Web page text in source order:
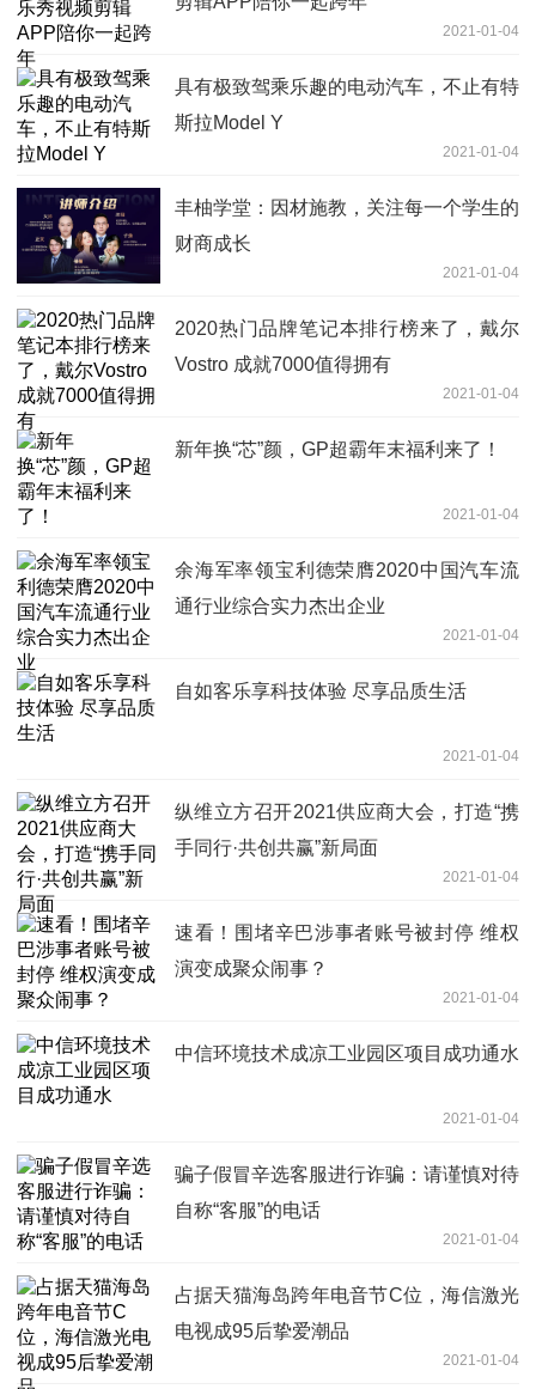
2021-01-04
具有极致驾乘乐趣的电动汽车，不止有特
斯拉Model Y
2021-01-04
丰柚学堂：因材施教，关注每一个学生的
财商成长
2021-01-04
2020热门品牌笔记本排行榜来了，戴尔
Vostro 成就7000值得拥有
2021-01-04
新年换“芯”颜，GP超霸年末福利来了！
2021-01-04
余海军率领宝利德荣膺2020中国汽车流
通行业综合实力杰出企业
2021-01-04
自如客乐享科技体验 尽享品质生活
2021-01-04
纵维立方召开2021供应商大会，打造“携
手同行·共创共赢”新局面
2021-01-04
速看！围堵辛巴涉事者账号被封停 维权
演变成聚众闹事？
2021-01-04
中信环境技术成凉工业园区项目成功通水
2021-01-04
骗子假冒辛选客服进行诈骗：请谨慎对待
自称“客服”的电话
2021-01-04
占据天猫海岛跨年电音节C位，海信激光
电视成95后挚爱潮品
2021-01-04